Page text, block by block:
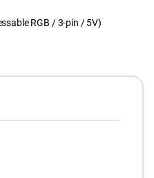
RGB / 3-pin / 5V)